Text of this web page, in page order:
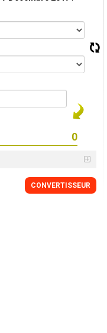
CONVERTISSEUR